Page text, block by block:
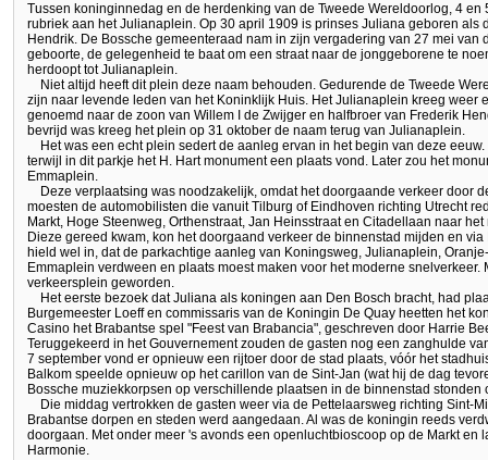
Tussen koninginnedag en de herdenking van de Tweede Wereldoorlog, 4
rubriek aan het Julianaplein. Op 30 april 1909 is prinses Juliana geboren als
Hendrik. De Bossche gemeenteraad nam in zijn vergadering van 27 mei van
geboorte, de gelegenheid te baat om een straat naar de jonggeborene te
herdoopt tot Julianaplein.
Niet altijd heeft dit plein deze naam behouden. Gedurende de Tweede
zijn naar levende leden van het Koninklijk Huis. Het Julianaplein kreeg weer
genoemd naar de zoon van Willem I de Zwijger en halfbroer van Frederik
bevrijd was kreeg het plein op 31 oktober de naam terug van Julianaplein.
Het was een echt plein sedert de aanleg ervan in het begin van deze
terwijl in dit parkje het H. Hart monument een plaats vond. Later zou het
Emmaplein.
Deze verplaatsing was noodzakelijk, omdat het doorgaande verkeer door
moesten de automobilisten die vanuit Tilburg of Eindhoven richting Utrecht
Markt, Hoge Steenweg, Orthenstraat, Jan Heinsstraat en Citadellaan naar
Dieze gereed kwam, kon het doorgaand verkeer de binnenstad mijden en
hield wel in, dat de parkachtige aanleg van Koningsweg, Julianaplein,
Emmaplein verdween en plaats moest maken voor het moderne
verkeersplein geworden.
Het eerste bezoek dat Juliana als koningen aan Den Bosch bracht, had
Burgemeester Loeff en commissaris van de Koningin De Quay heetten het
Casino het Brabantse spel "Feest van Brabancia", geschreven door Harrie
Teruggekeerd in het Gouvernement zouden de gasten nog een zanghulde
7 september vond er opnieuw een rijtoer door de stad plaats, vóór het
Balkom speelde opnieuw op het carillon van de Sint-Jan (wat hij de dag
Bossche muziekkorpsen op verschillende plaatsen in de binnenstad stonden
Die middag vertrokken de gasten weer via de Pettelaarsweg richting Sint-
Brabantse dorpen en steden werd aangedaan. Al was de koningin reeds
doorgaan. Met onder meer 's avonds een openluchtbioscoop op de Markt en
Harmonie.